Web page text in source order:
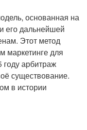
основанная на
его дальнейшей
Этот метод
маркетинге для
арбитраж
существование.
в истории